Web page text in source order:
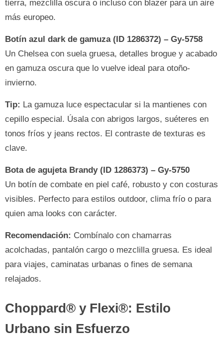
tierra, mezclilla oscura o incluso con blazer para un aire
más europeo.
Botín azul dark de gamuza (ID 1286372) – Gy-5758
Un Chelsea con suela gruesa, detalles brogue y acabado
en gamuza oscura que lo vuelve ideal para otoño-
invierno.
Tip: La gamuza luce espectacular si la mantienes con
cepillo especial. Úsala con abrigos largos, suéteres en
tonos fríos y jeans rectos. El contraste de texturas es
clave.
Bota de agujeta Brandy (ID 1286373) – Gy-5750
Un botín de combate en piel café, robusto y con costuras
visibles. Perfecto para estilos outdoor, clima frío o para
quien ama looks con carácter.
Recomendación: Combínalo con chamarras
acolchadas, pantalón cargo o mezclilla gruesa. Es ideal
para viajes, caminatas urbanas o fines de semana
relajados.
Choppard® y Flexi®: Estilo
Urbano sin Esfuerzo